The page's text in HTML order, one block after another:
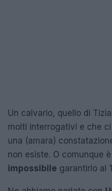
Un calvario, quello di
molti interrogativi e che
una (amara)
non esiste. O comunque
impossibile garantirlo al